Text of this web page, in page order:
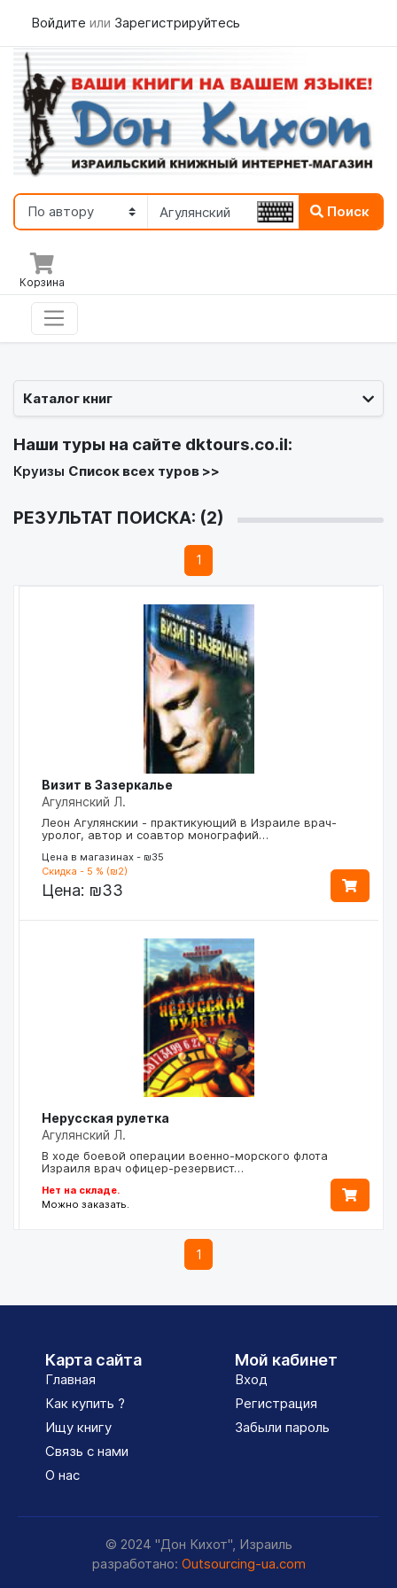
Войдите или Зарегистрируйтесь
Поиск
Корзина
Каталог книг
Наши туры на сайте dktours.co.il:
Круизы Список всех туров >>
РЕЗУЛЬТАТ ПОИСКА: (2)
1
Визит в Зазеркалье
Агулянский Л.
Леон Агулянскии - практикующий в Израиле врач-
уролог, автор и соавтор монографий…
Цена в магазинах - ₪35
Скидка - 5 % (₪2)
Цена: ₪33
Нерусская рулетка
Агулянский Л.
В ходе боевой операции военно-морского флота
Израиля врач офицер-резервист…
Нет на складе.
Можно заказать.
1
Карта сайта
Главная
Как купить ?
Ищу книгу
Связь с нами
О нас
Мой кабинет
Вход
Регистрация
Забыли пароль
© 2024 "Дон Кихот", Израиль
разработано: Outsourcing-ua.com